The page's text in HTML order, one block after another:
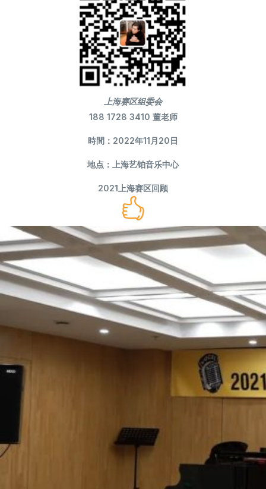
上海赛区组委会
188 1728 3410 董老师
時間：2022年11月20日
地点：上海艺铂音乐中心
2021上海赛区回顾